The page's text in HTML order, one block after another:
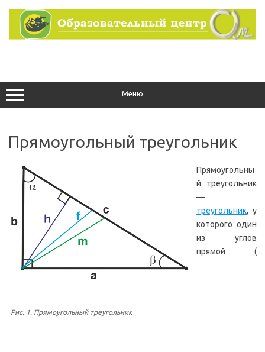
содержимому
Меню
Прямоугольный треугольник
Рис. 1. Прямоугольный треугольник
Прямоугольны
й треугольник
—
треугольник, у
которого один
из углов
прямой (